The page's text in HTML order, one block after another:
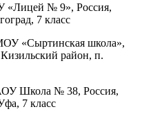
«Лицей № 9», Россия,
7 класс
«Сыртинская школа»,
район, п.
Школа № 38, Россия,
7 класс